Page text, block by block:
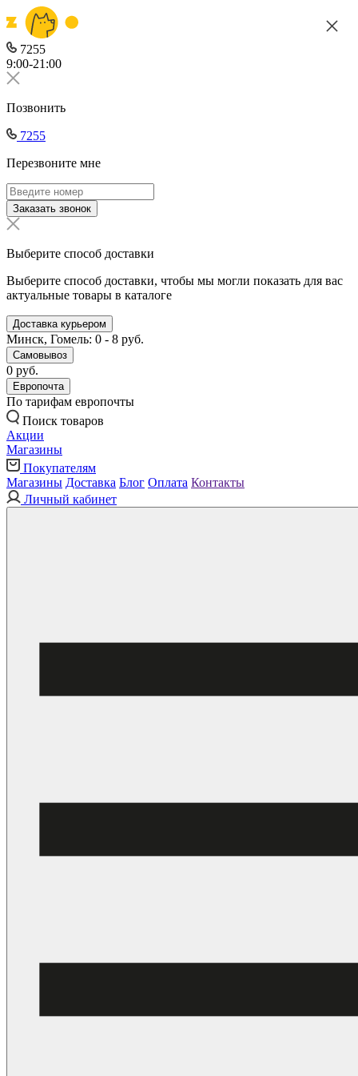
7255
9:00-21:00
Позвонить
7255
Перезвоните мне
Заказать звонок
Выберите способ доставки
Выберите способ доставки, чтобы мы могли показать для вас
актуальные товары в каталоге
Доставка курьером
Минск, Гомель: 0 - 8 руб.
Самовывоз
0 руб.
Европочта
По тарифам европочты
Поиск товаров
Акции
Магазины
Покупателям
Магазины Доставка Блог Оплата Контакты
Личный кабинет